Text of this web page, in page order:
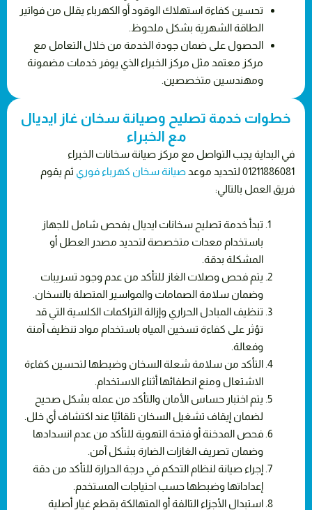
تحسين كفاءة استهلاك الوقود أو الكهرباء يقلل من فواتير
الطاقة الشهرية بشكل ملحوظ.
الحصول على ضمان جودة الخدمة من خلال التعامل مع
مركز معتمد مثل مركز الخبراء الذي يوفر خدمات مضمونة
ومهندسين متخصصين.
خطوات خدمة تصليح وصيانة سخان غاز ايديال
مع الخبراء
في البداية يجب التواصل مع مركز صيانة سخانات الخبراء
01211886081 لتحديد موعد
صيانة سخان كهرباء فوري ثم يقوم
فريق العمل بالتالي:
تبدأ خدمة تصليح سخانات ايديال بفحص شامل للجهاز
باستخدام معدات متخصصة لتحديد مصدر العطل أو
المشكلة بدقة.
يتم فحص وصلات الغاز للتأكد من عدم وجود تسريبات
وضمان سلامة الصمامات والمواسير المتصلة بالسخان.
تنظيف المبادل الحراري وإزالة التراكمات الكلسية التي قد
تؤثر على كفاءة تسخين المياه باستخدام مواد تنظيف آمنة
وفعالة.
التأكد من سلامة شعلة السخان وضبطها لتحسين كفاءة
الاشتعال ومنع انطفائها أثناء الاستخدام.
يتم اختبار حساس الأمان والتأكد من عمله بشكل صحيح
لضمان إيقاف تشغيل السخان تلقائيًا عند اكتشاف أي خلل.
فحص المدخنة أو فتحة التهوية للتأكد من عدم انسدادها
وضمان تصريف الغازات الضارة بشكل آمن.
إجراء صيانة لنظام التحكم في درجة الحرارة للتأكد من دقة
إعداداتها وضبطها حسب احتياجات المستخدم.
استبدال الأجزاء التالفة أو المتهالكة بقطع غيار أصلية